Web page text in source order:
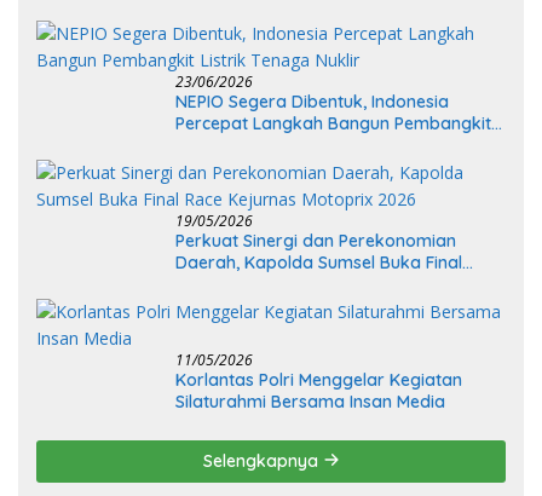
23/06/2026
NEPIO Segera Dibentuk, Indonesia
Percepat Langkah Bangun Pembangkit
19/05/2026
Perkuat Sinergi dan Perekonomian
Daerah, Kapolda Sumsel Buka Final
11/05/2026
Korlantas Polri Menggelar Kegiatan
Silaturahmi Bersama Insan Media
Selengkapnya